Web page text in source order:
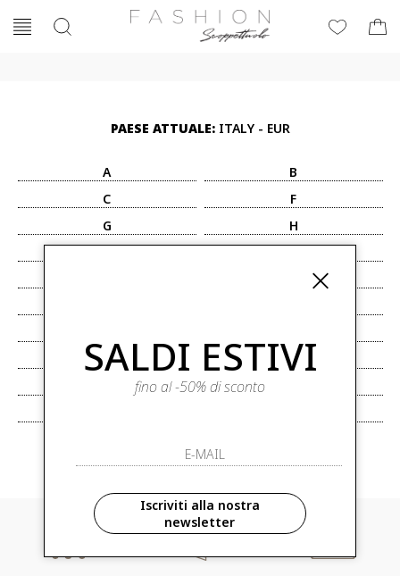
PAESE ATTUALE:ITALY - EUR
A
B
C
F
G
H
S
T
SALDI ESTIVI
fino al -50% di sconto
Iscriviti alla nostra
newsletter